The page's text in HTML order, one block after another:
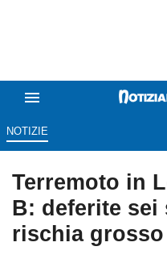
NOTIZIE
Terremoto in
B: deferite sei
rischia grosso